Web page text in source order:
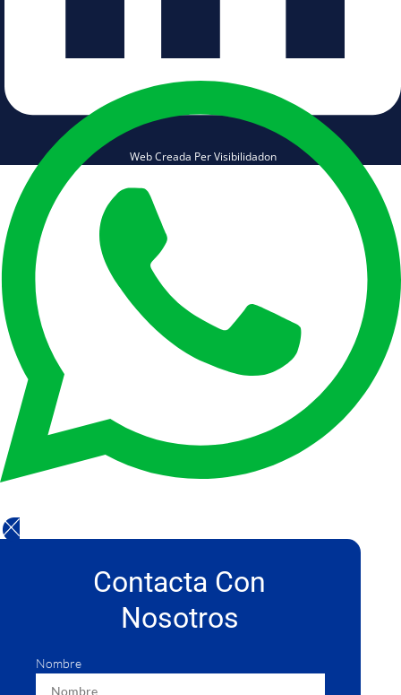
Web Creada Per Visibilidadon
Contacta Con
Nosotros
Nombre